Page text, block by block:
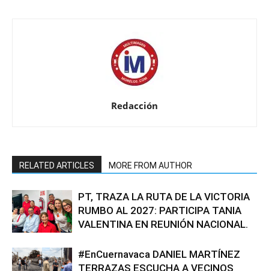
Redacción
RELATED ARTICLES MORE FROM AUTHOR
PT, TRAZA LA RUTA DE LA VICTORIA
RUMBO AL 2027: PARTICIPA TANIA
VALENTINA EN REUNIÓN NACIONAL.
#EnCuernavaca DANIEL MARTÍNEZ
TERRAZAS ESCUCHA A VECINOS